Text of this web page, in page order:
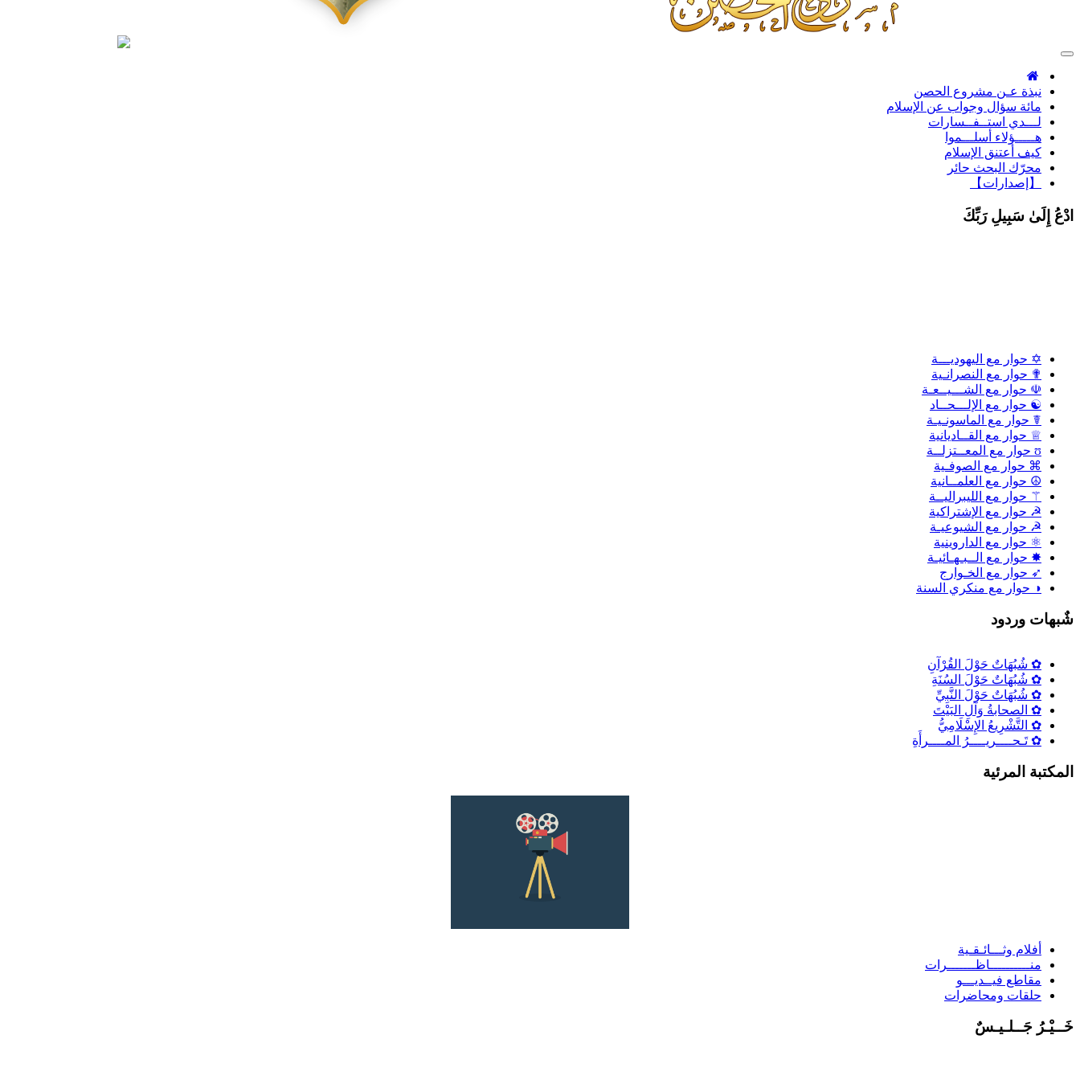
Toggle
navigation
نبذة عـن مشروع الحصن
مائة سؤال وجواب عن الإسلام
لـــدي استــفــسارات
هـــــؤلاء أسلـــموا
كيف أعتنق الإسلام
محرّك البحث حائر
【إصدارات】
ادْعُ إِلَىٰ سَبِيلِ رَبِّكَ
✡ حوار مع اليهوديـــة
✟ حوار مع النصرانـية
☫ حوار مع الشـــيــعـة
☯ حوار مع الإلـــحــاد
☤ حوار مع الماسونـيـة
♕ حوار مع القــاديانية
ʊ حوار مع المعــتزلــة
⌘ حوار مع الصوفـية
☮ حوار مع العلمــانية
⚚ حوار مع الليبراليــة
☭ حوار مع الإشتراكية
☭ حوار مع الشيوعيـة
⚛ حوار مع الداروينية
✸ حوار مع الــبـهـائيـة
➶ حوار مع الخـوارج
◑ حوار مع منكري السنة
شٌبهات وردود
✿ شُبُهَاتٌ حَوْلَ القُرْآنِ
✿ شُبُهَاتٌ حَوْلَ السُنَةِ
✿ شُبُهَاتٌ حَوْلَ النَّبِيِّ
✿ الصحابةُ وَآلِ البَيْتَ
✿ التَّشْرِيعُ الإِسْلَامِيُّ
✿ تَـحــــريــــرُ المــــرأَةِ
المكتبة المرئية
أفلام وثـــائـقـية
منــــــــــاظـــــــرات
مقاطع فيــديـــو
حلقات ومحاضرات
خَــيْـرُ جَــلـيـسٌ